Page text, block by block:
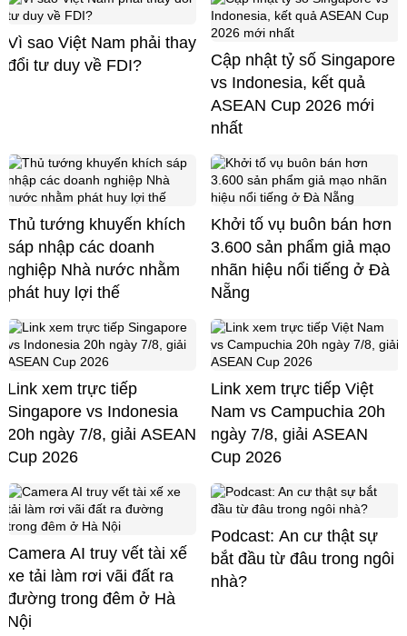
Vì sao Việt Nam phải thay
đổi tư duy về FDI?
Cập nhật tỷ số Singapore
vs Indonesia, kết quả
ASEAN Cup 2026 mới
nhất
Thủ tướng khuyến khích
sáp nhập các doanh
nghiệp Nhà nước nhằm
phát huy lợi thế
Khởi tố vụ buôn bán hơn
3.600 sản phẩm giả mạo
nhãn hiệu nổi tiếng ở Đà
Nẵng
Link xem trực tiếp
Singapore vs Indonesia
20h ngày 7/8, giải ASEAN
Cup 2026
Link xem trực tiếp Việt
Nam vs Campuchia 20h
ngày 7/8, giải ASEAN
Cup 2026
Camera AI truy vết tài xế
xe tải làm rơi vãi đất ra
đường trong đêm ở Hà
Nội
Podcast: An cư thật sự
bắt đầu từ đâu trong ngôi
nhà?